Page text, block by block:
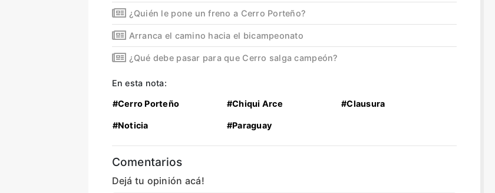
¿Quién le pone un freno a Cerro Porteño?
Arranca el camino hacia el bicampeonato
¿Qué debe pasar para que Cerro salga campeón?
En esta nota:
#Cerro Porteño #Chiqui Arce #Clausura
#Noticia #Paraguay
Comentarios
Dejá tu opinión acá!